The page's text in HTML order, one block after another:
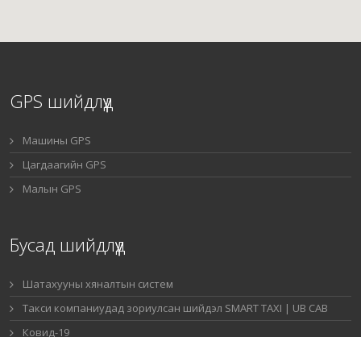
GPS шийдлүүд
Машины GPS
Цагдаагийн GPS
Малын GPS
Бусад шийдлүүд
Шатахууны хяналтын систем
Такси компаниудад зориулсан шийдэл SMART TAXI | UB CAB
Ковид-19